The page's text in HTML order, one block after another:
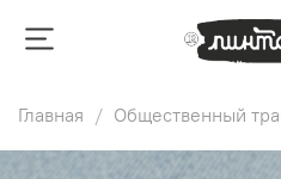
Главная Общественный